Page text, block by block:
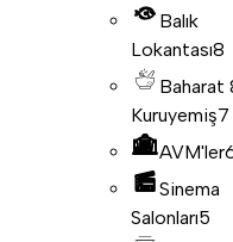
Balık
Lokantası8
Baharat
Kuruyemiş7
AVM'ler
Sinema
Salonları5